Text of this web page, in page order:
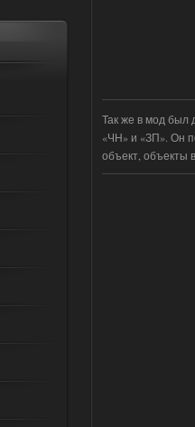
Так же в мод был
«ЧН» и «ЗП». Он
объект, объекты